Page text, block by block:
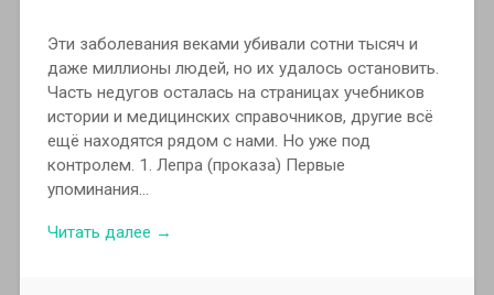
Эти заболевания веками убивали сотни тысяч и
даже миллионы людей, но их удалось остановить.
Часть недугов осталась на страницах учебников
истории и медицинских справочников, другие всё
ещё находятся рядом с нами. Но уже под
контролем. 1. Лепра (проказа) Первые
упоминания…
Читать далее →